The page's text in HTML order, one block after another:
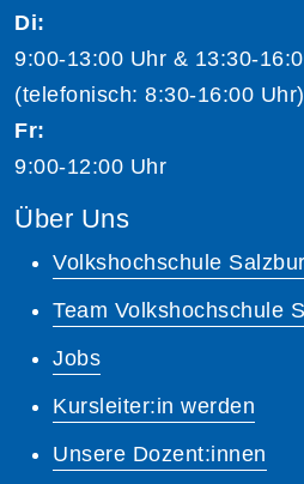
Di:
9:00-13:00 Uhr & 13:30-
(telefonisch: 8:30-16:00 Uhr)
Fr:
9:00-12:00 Uhr
Über Uns
Volkshochschule
Team Volkshochschule
Jobs
Kursleiter:in werden
Unsere Dozent:innen